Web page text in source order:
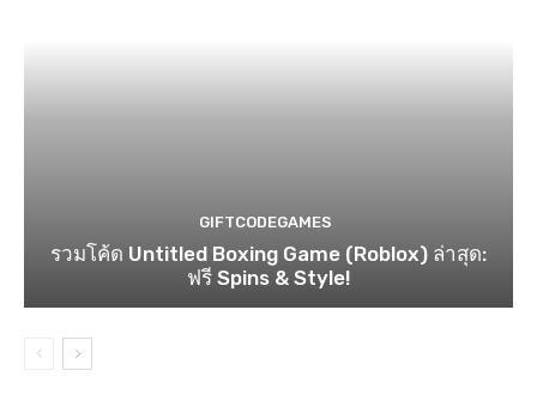
GIFTCODEGAMES
รวมโค้ด Untitled Boxing Game (Roblox) ล่าสุด:
ฟรี Spins & Style!